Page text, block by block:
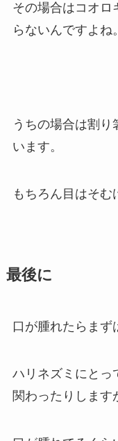
その場合はコオロ
らないんですよね。
うちの場合は割り
います。
もちろん目はそ
最後に
口が腫れたらまず
ハリネズミにとっ
関わったりします